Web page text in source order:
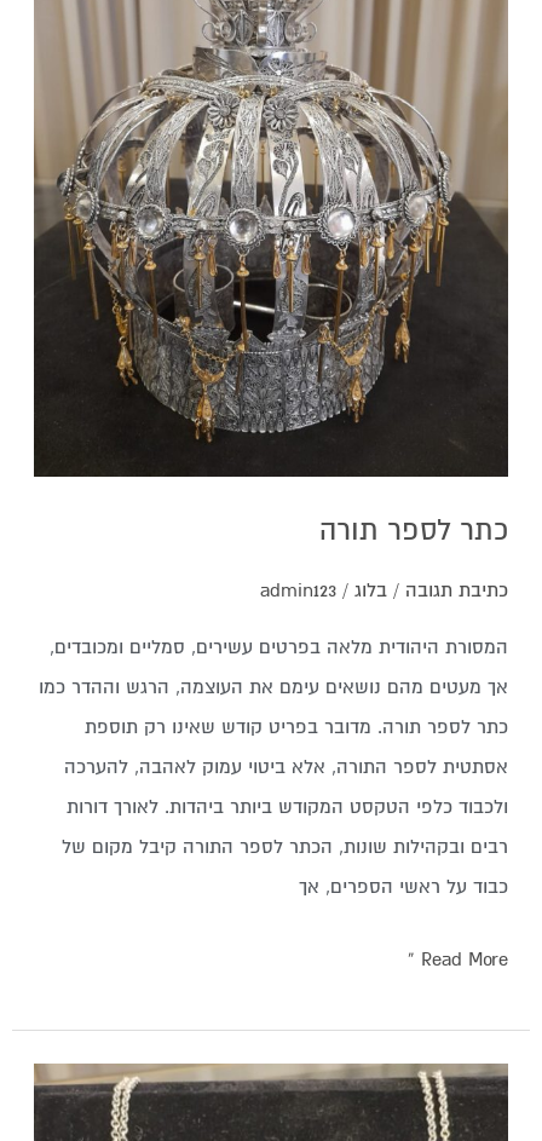
כתר לספר תורה
כתיבת תגובה / בלוג/
admin123
המסורת היהודית מלאה בפרטים עשירים, סמליים ומכובדים,
אך מעטים מהם נושאים עימם את העוצמה, הרגש וההדר כמו
כתר לספר תורה. מדובר בפריט קודש שאינו רק תוספת
אסתטית לספר התורה, אלא ביטוי עמוק לאהבה, להערכה
ולכבוד כלפי הטקסט המקודש ביותר ביהדות. לאורך דורות
רבים ובקהילות שונות, הכתר לספר התורה קיבל מקום של
כבוד על ראשי הספרים, אך
Read More »
תכשיטי
כסף